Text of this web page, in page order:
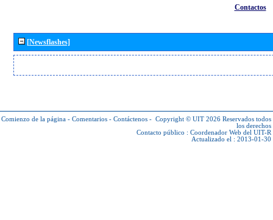
Contactos
[Newsflashes]
Comienzo de la página - Comentarios - Contáctenos - Copyright © UIT 2026 Reservados todos
los derechos
Contacto público : Coordenador Web del UIT-R
Actualizado el : 2013-01-30